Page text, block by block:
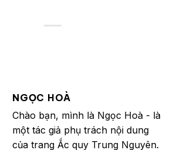
NGỌC HOÀ
Chào bạn, mình là Ngọc Hoà - là
một tác giả phụ trách nội dung
của trang Ắc quy Trung Nguyên.